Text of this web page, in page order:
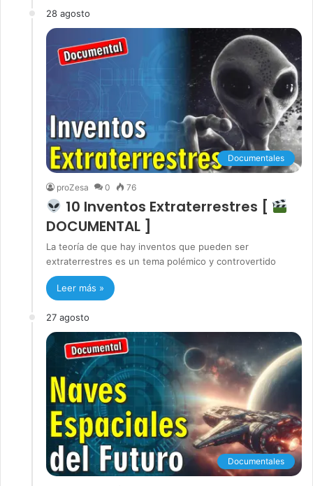
28 agosto
Documentales
proZesa 0 76
10 Inventos Extraterrestres [
DOCUMENTAL ]
La teoría de que hay inventos que pueden ser
extraterrestres es un tema polémico y controvertido
Leer más »
27 agosto
Documentales